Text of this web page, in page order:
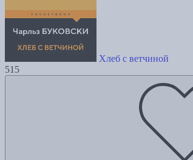
Хлеб с ветчиной
515